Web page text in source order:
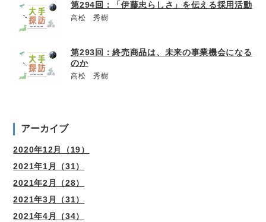
第294回：「伊藤忠らしさ」を伝える採用活動
高松 秀樹
第293回：終売商品は、未来の事業機会になる
のか
高松 秀樹
アーカイブ
2020年12月（19）
2021年1月（31）
2021年2月（28）
2021年3月（31）
2021年4月（34）